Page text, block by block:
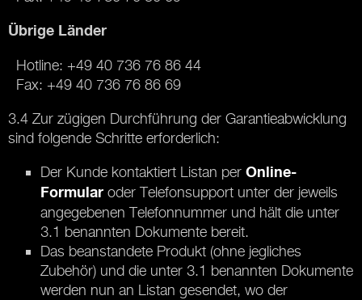
Übrige Länder
Hotline: +49 40 736 76 86 44
Fax: +49 40 736 76 86 69
3.4 Zur zügigen Durchführung der Garantieabwicklung
sind folgende Schritte erforderlich:
Der Kunde kontaktiert Listan per Online-
Formular oder Telefonsupport unter der jeweils
angegebenen Telefonnummer und hält die unter
3.1 benannten Dokumente bereit.
Das beanstandete Produkt (ohne jegliches
Zubehör) und die unter 3.1 benannten Dokumente
werden nun an Listan gesendet, wo der